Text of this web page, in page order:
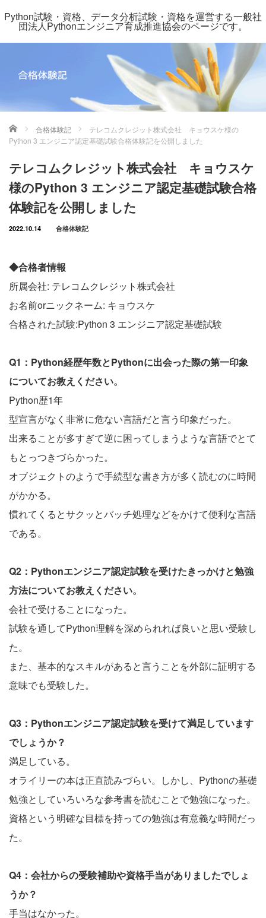
Python試験・資格、データ分析試験・資格を運営する一般社
団法人Pythonエンジニア育成推進協会のページです。
ホーム 合格体験記
テレコムクレジット株式会社 キョウスケ様の
Python 3 エンジニア認定基礎試験合格体験記を公開しました
テレコムクレジット株式会社 キョウスケ
様のPython 3 エンジニア認定基礎試験合格
体験記を公開しました
2022.10.14 合格体験記
◆合格者情報
所属会社: テレコムクレジット株式会社
お名前orニックネーム: キョウスケ
合格された試験:Python 3 エンジニア認定基礎試験
Q1：Python経歴年数とPythonに出会った際の第一印象
についてお教えください。
Python歴1年
型宣言がなく非常に危ない言語だと言う印象だった。
出来ることが多すぎて逆に困ってしまうような言語でとて
もとっつきづらかった。
オブジェクトのようで手続型な書き方が多く読むのに時間
がかかる。
慣れてくるとサクッとバッチ処理などをかけて便利な言語
である。
Q2：Pythonエンジニア認定試験を受けたきっかけと勉強
方法についてお教えください。
会社で受けることになった。
試験を通してPython理解を深められれば良いと思い受験し
た。
また、基本的なスキルがあると言うことを外部に証明する
意味でも受験した。
Q3：Pythonエンジニア認定試験を受けて満足しています
でしょうか？
満足している。
オライリーの本は正直読みづらい。しかし、Pythonの基礎
勉強としていろいろな参考書を読むことで勉強になった。
資格という明確な目標を持っての勉強は有意義な時間だっ
た。
Q4：会社からの受験補助や資格手当がありましたでしょ
うか？
手当はなかった。